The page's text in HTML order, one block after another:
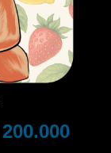
200.000